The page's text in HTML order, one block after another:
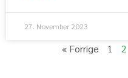
27. November 2023
« Forrige 1 2